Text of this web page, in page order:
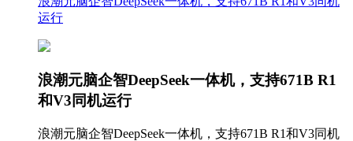
运行
浪潮元脑企智DeepSeek一体机，支持671B R1
和V3同机运行
浪潮元脑企智DeepSeek一体机，支持671B R1和V3同机